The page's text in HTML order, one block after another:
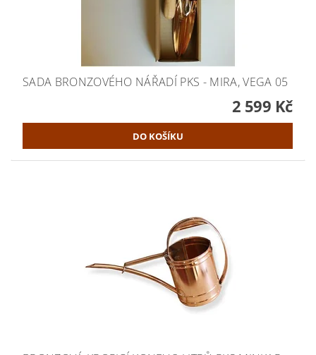
SADA BRONZOVÉHO NÁŘADÍ PKS - MIRA, VEGA 05
2 599 Kč